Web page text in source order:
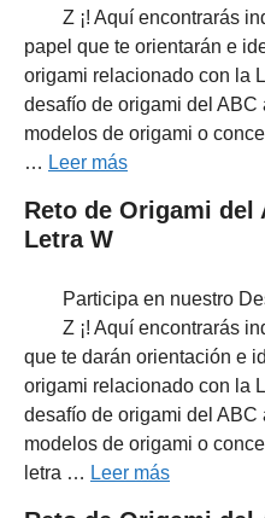
Z ¡! Aquí encontrarás
papel que te orientarán e
origami relacionado con la
desafío de origami del
modelos de origami o
… Leer más
Reto de Origami del
Letra W
Participa en nuestro
Z ¡! Aquí encontrarás
que te darán orientación e
origami relacionado con la
desafío de origami del
modelos de origami o
letra … Leer más